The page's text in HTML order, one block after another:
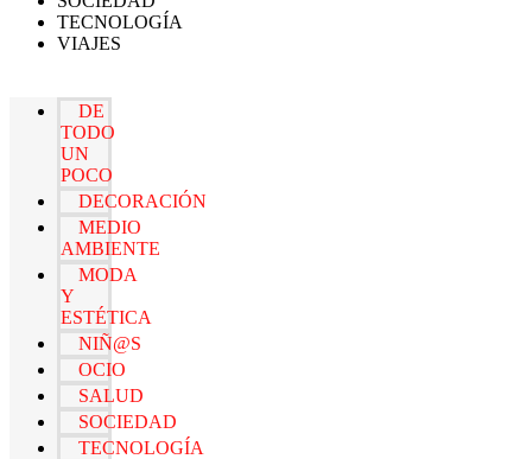
TECNOLOGÍA
VIAJES
DE
TODO
UN
POCO
DECORACIÓN
MEDIO
AMBIENTE
MODA
Y
ESTÉTICA
NIÑ@S
OCIO
SALUD
SOCIEDAD
TECNOLOGÍA